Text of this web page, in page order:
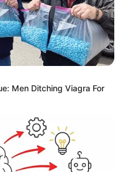
πιο συγκεκριμένα
ξέσπασε φωτιά
κοντά στα χωριά
Εύβοια
στην Εύβοια τους
Men Ditching Viagra For